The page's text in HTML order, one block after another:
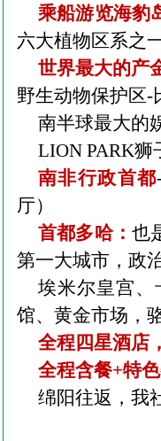
乘船游览海豹
六大植物区系之
世界最大的产
野生动物保护区-
南半球最大的
LION PARK狮
南非行政首都
厅）
首都多哈： 也
第一大城市，政
埃米尔皇宫、
馆、黄金市场，
全程四星酒店
全程含餐+特
绵阳往返，我